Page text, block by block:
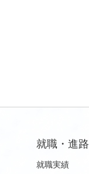
就職・進路
就職実績